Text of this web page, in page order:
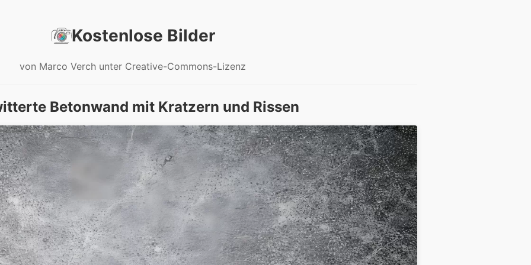
Kostenlose Bilder
von Marco Verch unter Creative-Commons-Lizenz
Betonwand mit Kratzern und Rissen